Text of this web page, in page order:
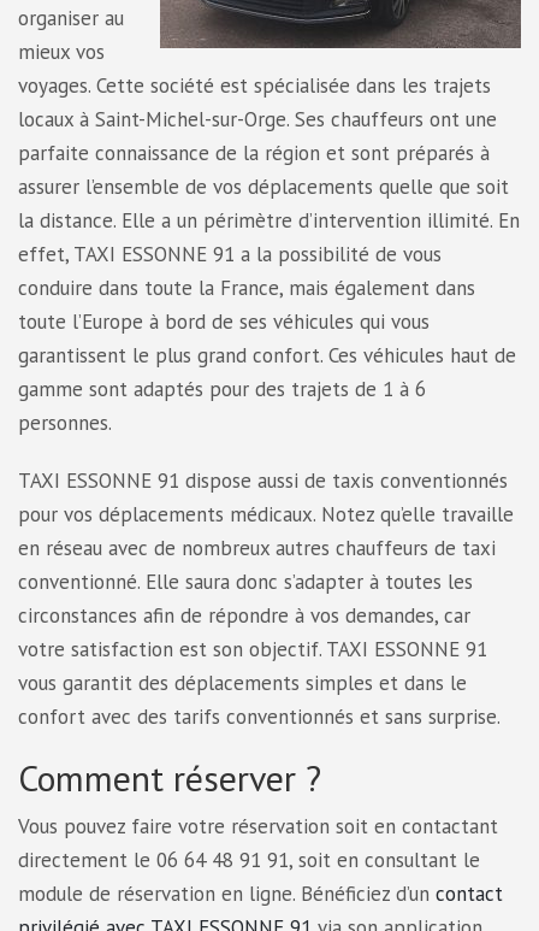
organiser au
mieux vos
voyages. Cette société est spécialisée dans les trajets
locaux à Saint-Michel-sur-Orge. Ses chauffeurs ont une
parfaite connaissance de la région et sont préparés à
assurer l’ensemble de vos déplacements quelle que soit
la distance. Elle a un périmètre d’intervention illimité. En
effet, TAXI ESSONNE 91 a la possibilité de vous
conduire dans toute la France, mais également dans
toute l’Europe à bord de ses véhicules qui vous
garantissent le plus grand confort. Ces véhicules haut de
gamme sont adaptés pour des trajets de 1 à 6
personnes.
TAXI ESSONNE 91 dispose aussi de taxis conventionnés
pour vos déplacements médicaux. Notez qu’elle travaille
en réseau avec de nombreux autres chauffeurs de taxi
conventionné. Elle saura donc s’adapter à toutes les
circonstances afin de répondre à vos demandes, car
votre satisfaction est son objectif. TAXI ESSONNE 91
vous garantit des déplacements simples et dans le
confort avec des tarifs conventionnés et sans surprise.
Comment réserver ?
Vous pouvez faire votre réservation soit en contactant
directement le 06 64 48 91 91, soit en consultant le
module de réservation en ligne. Bénéficiez d’un contact